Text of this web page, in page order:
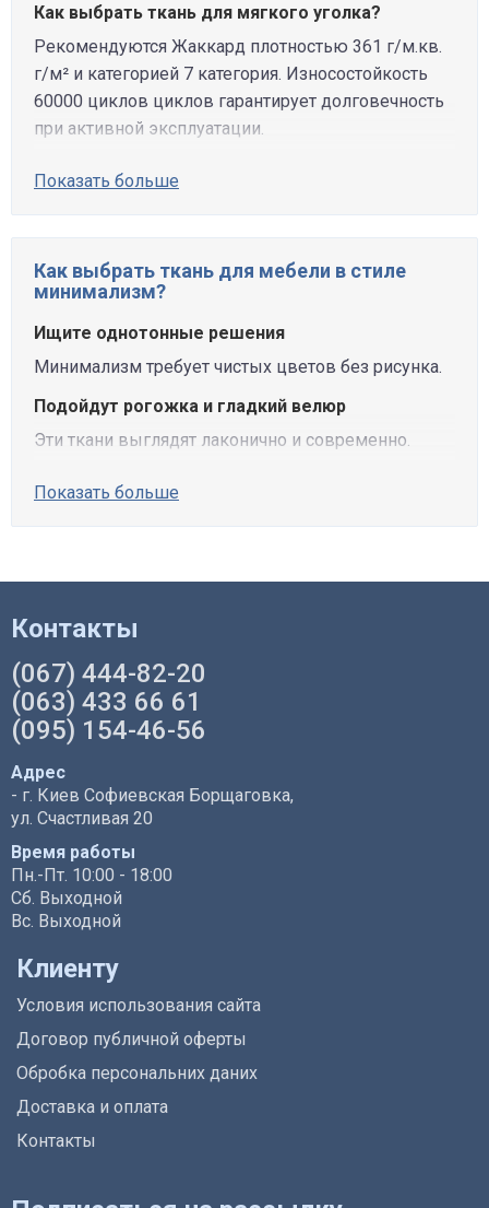
Как выбрать ткань для мягкого уголка?
Рекомендуются Жаккард плотностью 361 г/м.кв.
г/м² и категорией 7 категория. Износостойкость
60000 циклов циклов гарантирует долговечность
при активной эксплуатации.
Показать больше
Как выбрать ткань для мебели в стиле
минимализм?
Ищите однотонные решения
Минимализм требует чистых цветов без рисунка.
Подойдут рогожка и гладкий велюр
Эти ткани выглядят лаконично и современно.
Показать больше
Контакты
(067) 444-82-20
(063) 433 66 61
(095) 154-46-56
Адрес
- г. Киев Софиевская Борщаговка,
ул. Счастливая 20
Время работы
Пн.-Пт. 10:00 - 18:00
Сб. Выходной
Вс. Выходной
Клиенту
Условия использования сайта
Договор публичной оферты
Обробка персональних даних
Доставка и оплата
Контакты